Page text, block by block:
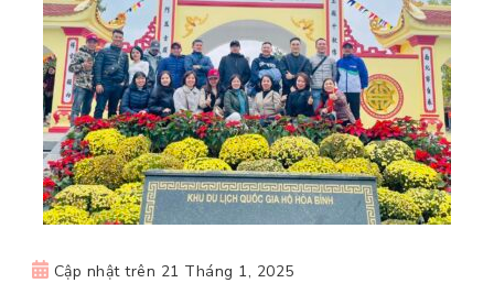
Cập nhật trên 21 Tháng 1, 2025